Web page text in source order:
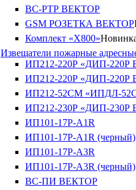
ВС-РТР ВЕКТОР
GSM РОЗЕТКА ВЕКТОР
Комплект «X800»
Извещатели пожарные
ИП212-220Р «ДИП-220Р
ИП212-220Р «ДИП-220Р
ИП212-52СМ «ИПДЛ-
ИП212-230Р «ДИП-230Р
ИП101-17Р-A1R
ИП101-17Р-A1R (черный)
ИП101-17Р-A3R
ИП101-17Р-A3R (черный)
ВС-ПИ ВЕКТОР